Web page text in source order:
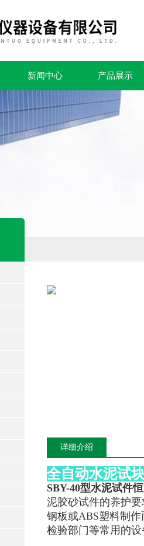
新闻中心 产品展示
详细介绍
全自动水泥试
SBY-40型水泥试件
泥胶砂试件的养护
钢板或ABS塑料制
检验部门等常用的设